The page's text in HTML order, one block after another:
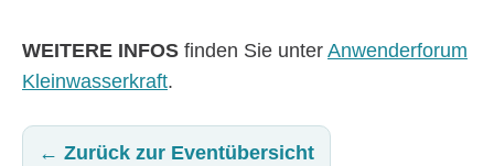
WEITERE INFOS finden Sie unter Anwenderforum
Kleinwasserkraft.
← Zurück zur Eventübersicht